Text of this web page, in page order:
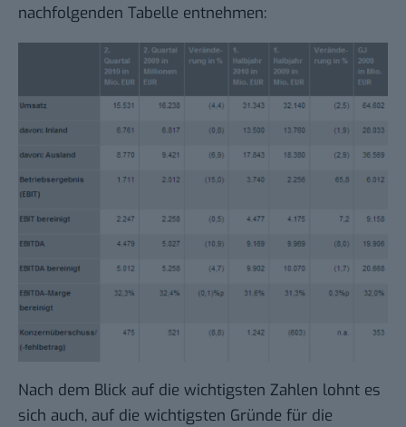
nachfolgenden Tabelle entnehmen:
Nach dem Blick auf die wichtigsten Zahlen lohnt es
sich auch, auf die wichtigsten Gründe für die